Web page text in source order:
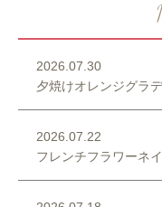
2026.07.30
夕焼けオレンジグラ
2026.07.22
フレンチフラワー